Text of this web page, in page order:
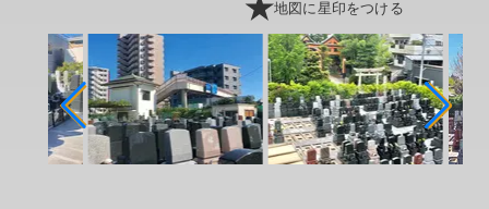
地図に星印をつける